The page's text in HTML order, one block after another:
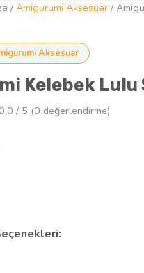
/Amigurumi Aksesuar /
Aksesuar
Kelebek Lulu
0,0 / 5 (0 değerlendirme)